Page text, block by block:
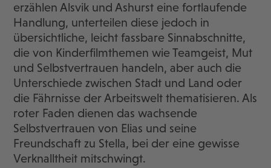
erzählen Alsvik und Ashurst eine fortlaufende
Handlung, unterteilen diese jedoch in
übersichtliche, leicht fassbare Sinnabschnitte,
die von Kinderfilmthemen wie Teamgeist, Mut
und Selbstvertrauen handeln, aber auch die
Unterschiede zwischen Stadt und Land oder
die Fährnisse der Arbeitswelt thematisieren. Als
roter Faden dienen das wachsende
Selbstvertrauen von Elias und seine
Freundschaft zu Stella, bei der eine gewisse
Verknalltheit mitschwingt.